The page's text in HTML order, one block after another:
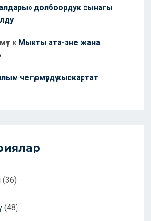
долбоордук сынагы
к Мыкты ата-эне жана
чегүү өмүрдү кыскартат
(36)
(48)